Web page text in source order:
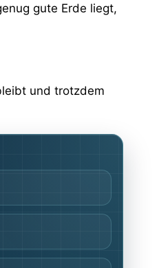
gute Erde liegt,
und trotzdem